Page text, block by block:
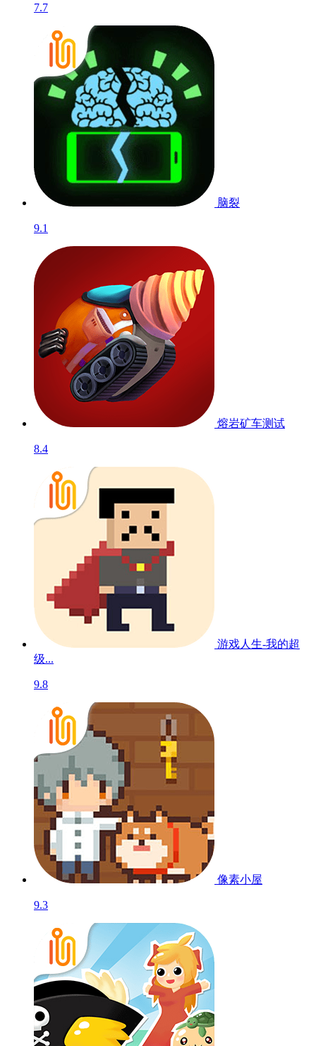
7.7
脑裂
9.1
熔岩矿车测试
8.4
游戏人生-我的超
级...
9.8
像素小屋
9.3